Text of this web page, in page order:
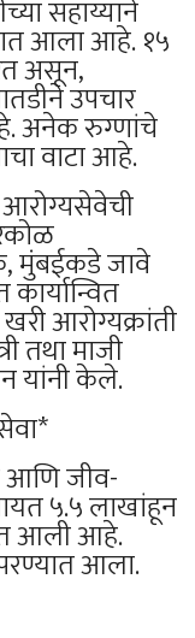
सहाय्याने
आला आहे. १५
असून,
उपचार
अनेक रुग्णांचे
वाटा आहे.
आरोग्यसेवेची
मुंबईकडे जावे
आरोग्यक्रांती
तथा माजी
यांनी केले.
आणि जीव-
५.५ लाखांहून
आली आहे.
आला.